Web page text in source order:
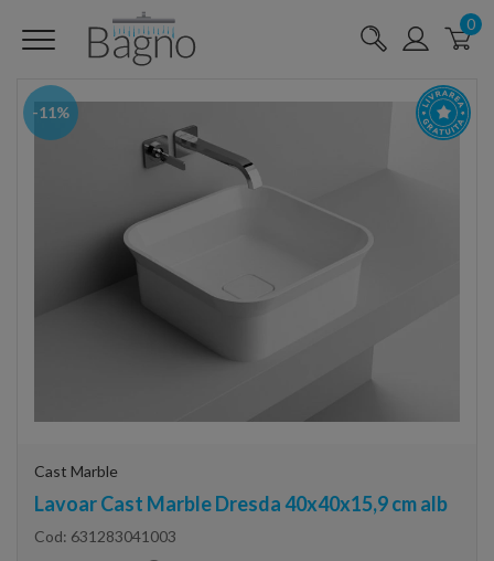
0
-11%
Cast Marble
Lavoar Cast Marble Dresda 40x40x15,9 cm alb
Cod: 631283041003